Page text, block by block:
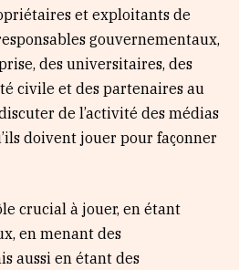
et exploitants de
gouvernementaux,
des universitaires, des
civile et des partenaires au
de l’activité des médias
doivent jouer pour façonner
crucial à jouer, en étant
en menant des
aussi en étant des